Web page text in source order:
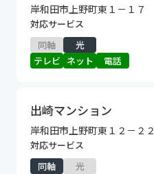
岸和田市上野町東１－１７
対応サービス
同軸
光
テレビ ネット 電話
出崎マンション
岸和田市上野町東１２－２２
対応サービス
同軸
光